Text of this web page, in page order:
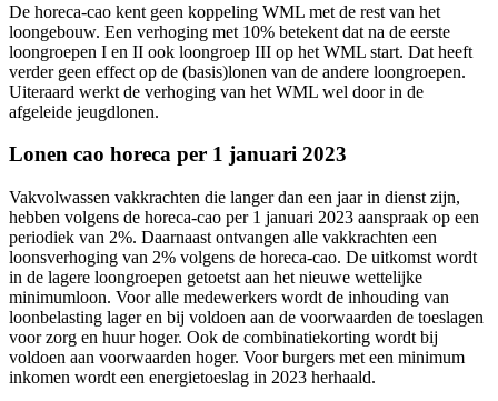
De horeca-cao kent geen koppeling WML met de rest van het
loongebouw. Een verhoging met 10% betekent dat na de eerste
loongroepen I en II ook loongroep III op het WML start. Dat heeft
verder geen effect op de (basis)lonen van de andere loongroepen.
Uiteraard werkt de verhoging van het WML wel door in de
afgeleide jeugdlonen.
Lonen cao horeca per 1 januari 2023
Vakvolwassen vakkrachten die langer dan een jaar in dienst zijn,
hebben volgens de horeca-cao per 1 januari 2023 aanspraak op een
periodiek van 2%. Daarnaast ontvangen alle vakkrachten een
loonsverhoging van 2% volgens de horeca-cao. De uitkomst wordt
in de lagere loongroepen getoetst aan het nieuwe wettelijke
minimumloon. Voor alle medewerkers wordt de inhouding van
loonbelasting lager en bij voldoen aan de voorwaarden de toeslagen
voor zorg en huur hoger. Ook de combinatiekorting wordt bij
voldoen aan voorwaarden hoger. Voor burgers met een minimum
inkomen wordt een energietoeslag in 2023 herhaald.